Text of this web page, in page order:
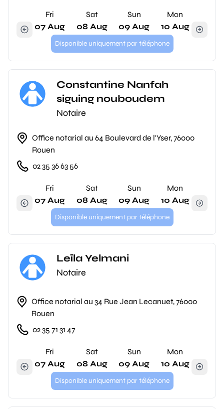
Fri
07 Aug
Sat
08 Aug
Sun
09 Aug
Mon
10 Aug
Disponible uniquement par téléphone
Constantine Nanfah
siguing nouboudem
Notaire
Office notarial au 64 Boulevard de l'Yser, 76000
Rouen
02 35 36 63 56
Fri
07 Aug
Sat
08 Aug
Sun
09 Aug
Mon
10 Aug
Disponible uniquement par téléphone
Leïla Yelmani
Notaire
Office notarial au 34 Rue Jean Lecanuet, 76000
Rouen
02 35 71 31 47
Fri
07 Aug
Sat
08 Aug
Sun
09 Aug
Mon
10 Aug
Disponible uniquement par téléphone